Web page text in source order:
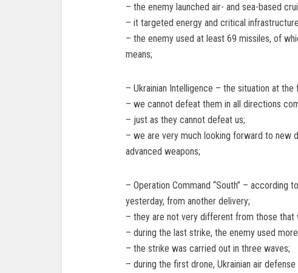
– the enemy launched air- and sea-based
– it targeted energy and critical
– the enemy used at least 69 missiles, of
means;
– Ukrainian Intelligence – the situation at
– we cannot defeat them in all directions
– just as they cannot defeat us;
– we are very much looking forward to new
advanced weapons;
– Operation Command “South” – according
yesterday, from another delivery;
– they are not very different from those that
– during the last strike, the enemy used
– the strike was carried out in three waves;
– during the first drone, Ukrainian air